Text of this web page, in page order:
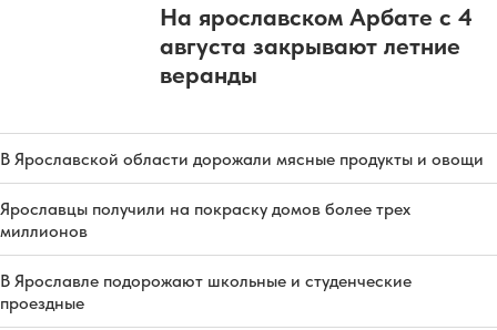
На ярославском Арбате с 4
августа закрывают летние
веранды
В Ярославской области дорожали мясные продукты и овощи
Ярославцы получили на покраску домов более трех
миллионов
В Ярославле подорожают школьные и студенческие
проездные